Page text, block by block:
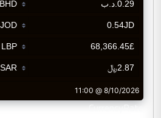
CurrencyRate